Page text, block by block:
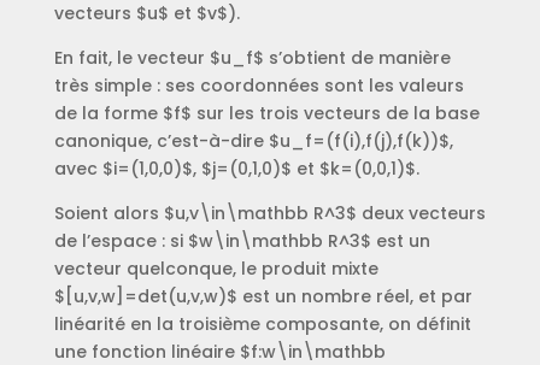
vecteurs $u$ et $v$).
En fait, le vecteur $u_f$ s’obtient de manière
très simple : ses coordonnées sont les valeurs
de la forme $f$ sur les trois vecteurs de la base
canonique, c’est-à-dire $u_f=(f(i),f(j),f(k))$,
avec $i=(1,0,0)$, $j=(0,1,0)$ et $k=(0,0,1)$.
Soient alors $u,v\in\mathbb R^3$ deux vecteurs
de l’espace : si $w\in\mathbb R^3$ est un
vecteur quelconque, le produit mixte
$[u,v,w]=det(u,v,w)$ est un nombre réel, et par
linéarité en la troisième composante, on définit
une fonction linéaire $f:w\in\mathbb